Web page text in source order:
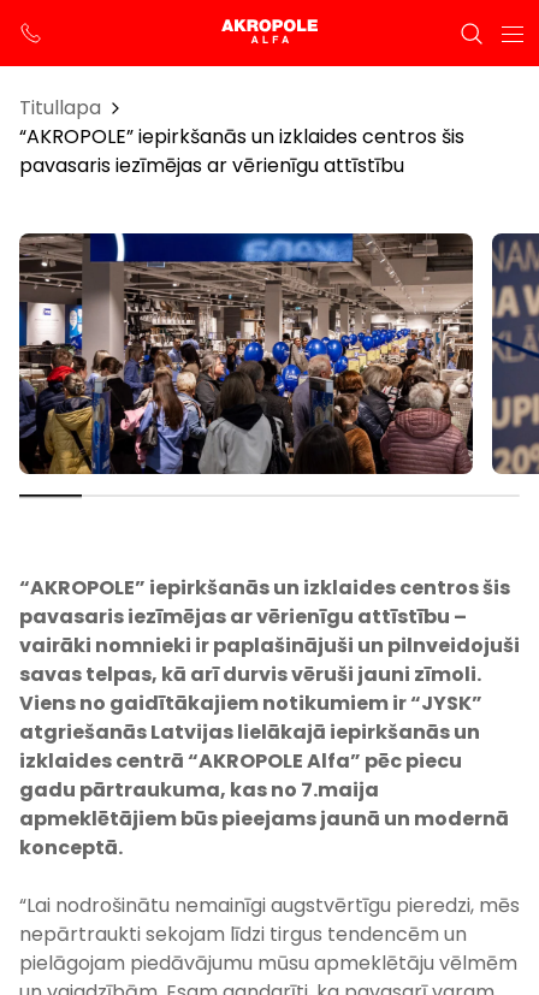
Titullapa
“AKROPOLE” iepirkšanās un izklaides centros šis
pavasaris iezīmējas ar vērienīgu attīstību
“AKROPOLE” iepirkšanās un izklaides centros šis
pavasaris iezīmējas ar vērienīgu attīstību –
vairāki nomnieki ir paplašinājuši un pilnveidojuši
savas telpas, kā arī durvis vēruši jauni zīmoli.
Viens no gaidītākajiem notikumiem ir “JYSK”
atgriešanās Latvijas lielākajā iepirkšanāsun
izklaidescentrā “AKROPOLE Alfa” pēc piecu
gadu pārtraukuma, kas no 7.maija
apmeklētājiem būs pieejams jaunā un modernā
konceptā.
“Lai nodrošinātu nemainīgi augstvērtīgu pieredzi, mēs
nepārtraukti sekojam līdzi tirgus tendencēm un
pielāgojam piedāvājumu mūsu apmeklētāju vēlmēm